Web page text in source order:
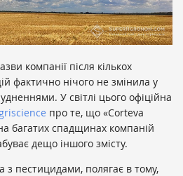
компанії після кількох
фактично нічого не змінила у
У світлі цього офіційна
про те, що «Corteva
багатих спадщинах компаній
дещо іншого змісту.
з пестицидами, полягає в тому,